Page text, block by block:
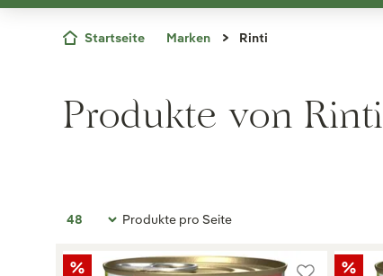
Startseite Marken Rinti
Produkte von Rinti
Produkte pro Seite